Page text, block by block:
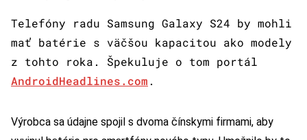
Telefóny radu Samsung Galaxy S24 by mohli
mať batérie s väčšou kapacitou ako modely
z tohto roka. Špekuluje o tom portál
AndroidHeadlines.com .
Výrobca sa údajne spojil s dvoma čínskymi firmami, aby